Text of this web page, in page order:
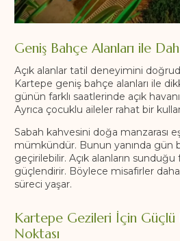
Geniş Bahçe Alanları ile
Açık alanlar tatil deneyimini
Kartepe geniş bahçe alanları ile
günün farklı saatlerinde açık
Ayrıca çocuklu aileler rahat bir
Sabah kahvesini doğa manzarası
mümkündür. Bunun yanında gün
geçirilebilir. Açık alanların
güçlendirir. Böylece misafirler
süreci yaşar.
Kartepe Gezileri İçin Güçlü
Noktası